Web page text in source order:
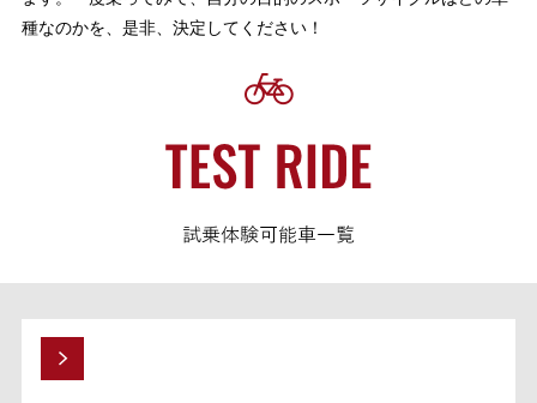
種なのかを、是非、決定してください！